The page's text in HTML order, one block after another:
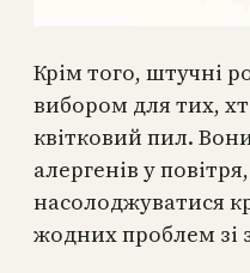
Крім того, штучні
вибором для тих,
квітковий пил.
алергенів у
насолоджуватися
жодних проблем зі